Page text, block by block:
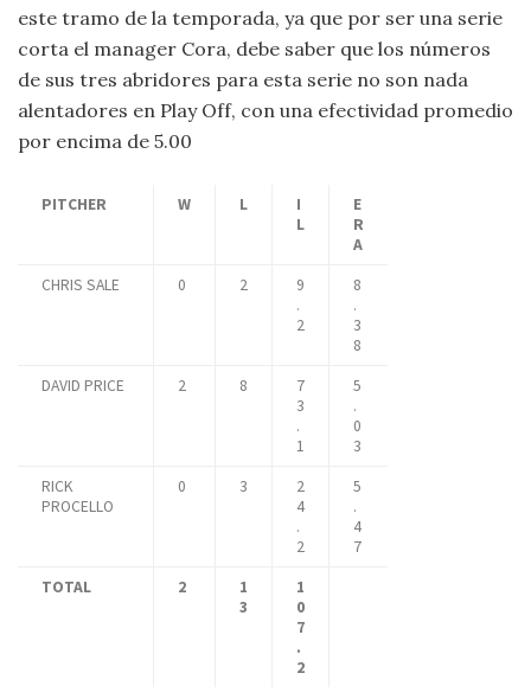
este tramo de la temporada, ya que por ser una serie
corta el manager Cora, debe saber que los números
de sus tres abridores para esta serie no son nada
alentadores en Play Off, con una efectividad promedio
por encima de 5.00
PITCHER W L
I
L
E
R
A
CHRIS SALE
0 2
9
.
2
8
.
3
8
DAVID PRICE
2 8
7
3
.
1
5
.
0
3
RICK
PROCELLO
0 3
2
4
.
2
5
.
4
7
TOTAL
2
1
3
1
0
7
.
2